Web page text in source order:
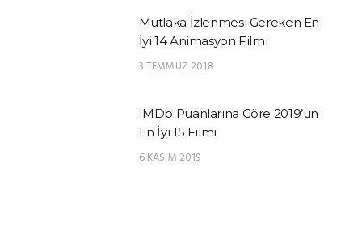
Mutlaka İzlenmesi Gereken En
İyi 14 Animasyon Filmi
3 TEMMUZ 2018
IMDb Puanlarına Göre 2019’un
En İyi 15 Filmi
6 KASIM 2019